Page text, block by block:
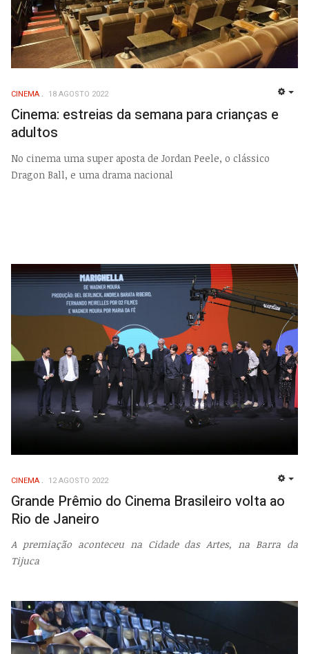
CINEMA 18 AGOSTO 2022
Cinema: estreias da semana para crianças e
adultos
No cinema uma super aposta de Jordan Peele, o clássico
Dragon Ball, e uma drama nacional
CINEMA 12 AGOSTO 2022
Grande Prêmio do Cinema Brasileiro volta ao
Rio de Janeiro
A premiação aconteceu na Cidade das Artes, na Barra da
Tijuca